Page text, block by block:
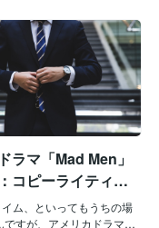
ップで選んだ学習方法の効
極めます。以下ではそれぞ
において重要なポイントを
たいと思います。英語学習
ずは英語学習のやり方を細
「そもそも自分に必要な学
」を知ることからはじめて
まり、自分の英語力を最短
今自分がやるべき英語学
うことです。① 学習方法
けた TOEICのスコアは
ぬ気で勉強し 1年半後には
に合格・２年半後にはTOEI
上を獲得・県立高校 私立
７０）に勤務・英語教師と
経験を積む・現在は英語教
業マンに再転職・２０か
販売をしている・留学経験
いながら英語をマスター
は英語が好きになれませ
在の趣味は英語に関わるこ
。 「海外ドラマ・Netfli
・ディズニー・
ラマ「Mad Men」
コピーライティン
ム、といってもうちの場
ですが、アメリカドラマ